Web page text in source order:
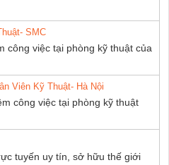
SMC
công việc tại phòng kỹ thuật của
Viên Kỹ Thuật- Hà Nội
công việc tại phòng kỹ thuật
tuyến uy tín, sở hữu thế giới